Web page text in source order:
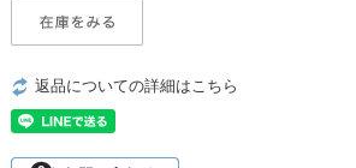
返品についての詳細はこちら